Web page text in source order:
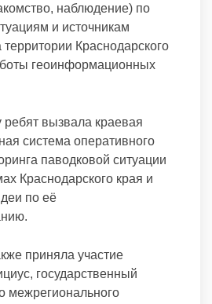
наблюдение) по
и источникам
Краснодарского
геоинформационных
вызвала краевая
система оперативного
паводковой ситуации
Краснодарского края и
по её
приняла участие
государственный
межрегионального